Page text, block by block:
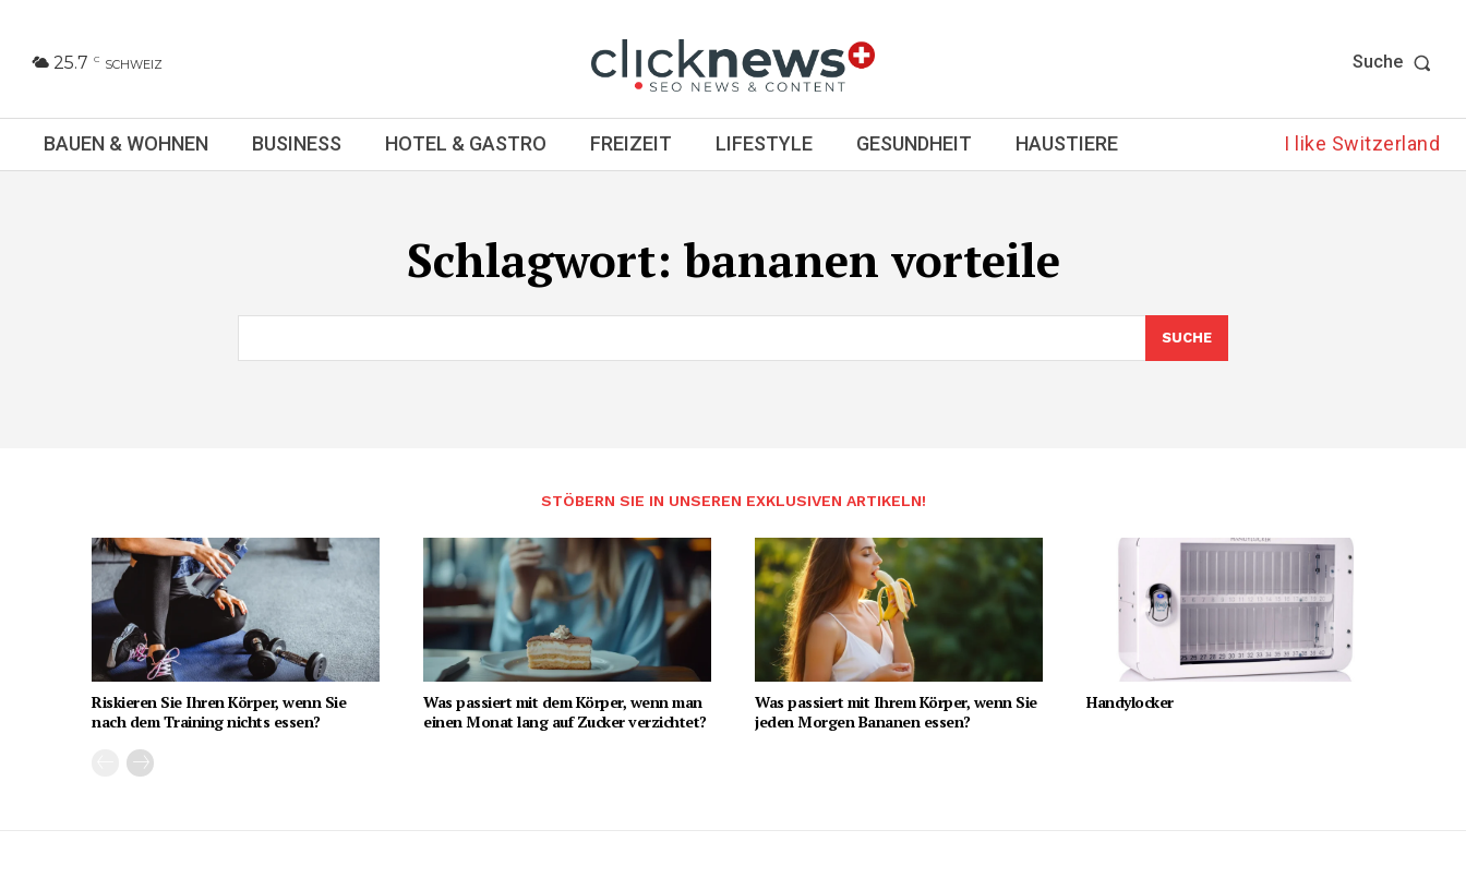
25.7 C SCHWEIZ Suche
BAUEN & WOHNEN BUSINESS HOTEL & GASTRO FREIZEIT LIFESTYLE GESUNDHEIT HAUSTIERE I like Switzerland
Schlagwort: bananen vorteile
SUCHE
STÖBERN SIE IN UNSEREN EXKLUSIVEN ARTIKELN!
Riskieren Sie Ihren Körper, wenn Sie
nach dem Training nichts essen?
Was passiert mit dem Körper, wenn man
einen Monat lang auf Zucker verzichtet?
Was passiert mit Ihrem Körper, wenn Sie
jeden Morgen Bananen essen?
Handylocker